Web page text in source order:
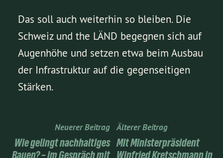
Das soll auch weiterhin so bleiben. Die
Schweiz und the LÄND begegnen sich auf
Augenhöhe und setzen etwa beim Ausbau
der Infrastruktur auf die gegenseitigen
Stärken.
Neuerer Beitrag
Wie gelingt nachhaltiges
Bauen? – im Gespräch mit
Älterer Beitrag
Mit Ministerpräsident
Winfried Kretschmann in